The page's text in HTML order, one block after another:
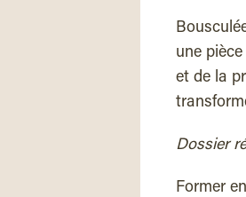
une
et de la
Dossier
Former